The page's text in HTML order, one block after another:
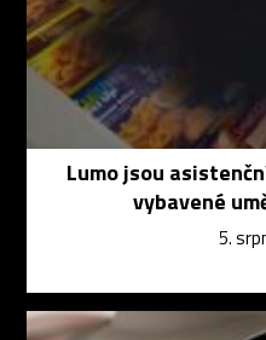
Lumo jsou
vybavené
5.